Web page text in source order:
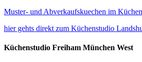
Muster- und Abverkaufskuechen im
hier gehts direkt zum Küchenstudio
Küchenstudio Freiham München West